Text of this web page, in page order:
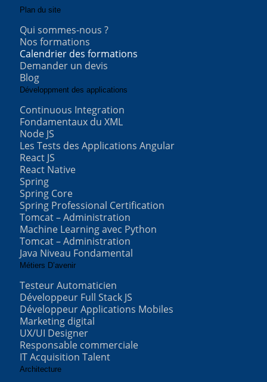
Plan du site
Qui sommes-nous ?
Nos formations
Calendrier des formations
Demander un devis
Blog
Développment des applications
Continuous Integration
Fondamentaux du XML
Node JS
Les Tests des Applications Angular
React JS
React Native
Spring
Spring Core
Spring Professional Certification
Tomcat – Administration
Machine Learning avec Python
Tomcat – Administration
Java Niveau Fondamental
Métiers D’avenir
Testeur Automaticien
Développeur Full Stack JS
Développeur Applications Mobiles
Marketing digital
UX/UI Designer
Responsable commerciale
IT Acquisition Talent
Architecture